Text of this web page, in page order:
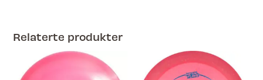
Relaterte produkter